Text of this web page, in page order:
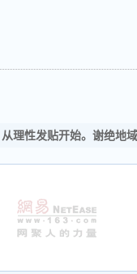
理性发贴开始。谢绝地